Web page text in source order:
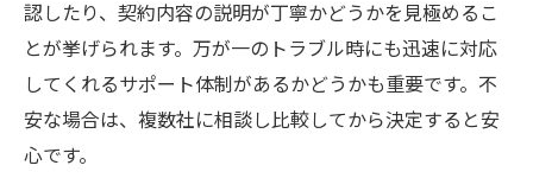
不動産売却をサポートする吹田市の取り組
み
吹田市の不動産売却で役立つサポート特集
認したり、契約内容の説明が丁寧かどうかを見極めるこ
とが挙げられます。万が一のトラブル時にも迅速に対応
してくれるサポート体制があるかどうかも重要です。不
安な場合は、複数社に相談し比較してから決定すると安
心です。